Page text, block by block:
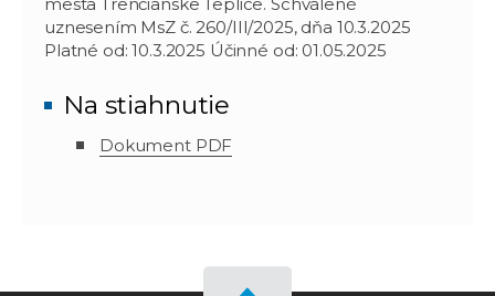
uznesením MsZ č. 260/III/2025, dňa 10.3.2025
Platné od: 10.3.2025 Účinné od: 01.05.2025
Na stiahnutie
Dokument PDF